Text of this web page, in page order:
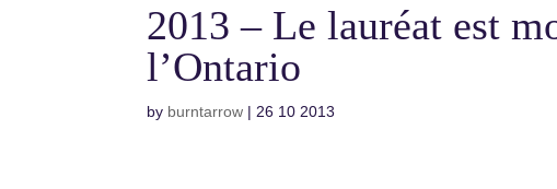
2013 – Le lauréat est
l’Ontario
by burntarrow | 26 10 2013